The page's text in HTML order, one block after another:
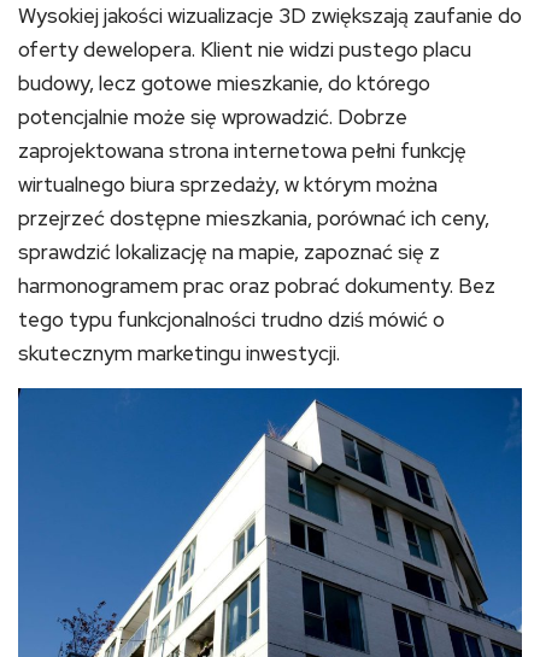
Wysokiej jakości wizualizacje 3D zwiększają zaufanie do
oferty dewelopera. Klient nie widzi pustego placu
budowy, lecz gotowe mieszkanie, do którego
potencjalnie może się wprowadzić. Dobrze
zaprojektowana strona internetowa pełni funkcję
wirtualnego biura sprzedaży, w którym można
przejrzeć dostępne mieszkania, porównać ich ceny,
sprawdzić lokalizację na mapie, zapoznać się z
harmonogramem prac oraz pobrać dokumenty. Bez
tego typu funkcjonalności trudno dziś mówić o
skutecznym marketingu inwestycji.